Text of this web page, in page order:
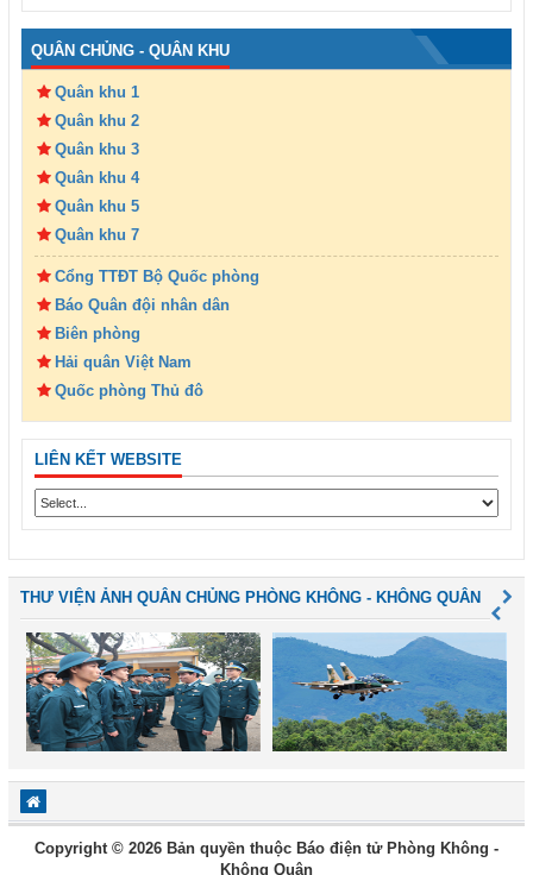
QUÂN CHỦNG - QUÂN KHU
Quân khu 1
Quân khu 2
Quân khu 3
Quân khu 4
Quân khu 5
Quân khu 7
Cổng TTĐT Bộ Quốc phòng
Báo Quân đội nhân dân
Biên phòng
Hải quân Việt Nam
Quốc phòng Thủ đô
LIÊN KẾT WEBSITE
THƯ VIỆN ẢNH QUÂN CHỦNG PHÒNG KHÔNG - KHÔNG QUÂN
Copyright © 2026 Bản quyền thuộc Báo điện tử Phòng Không -
Không Quân